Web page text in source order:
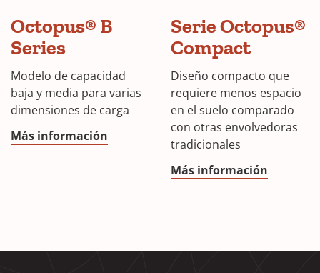
Octopus® B
Series
Modelo de capacidad
baja y media para varias
dimensiones de carga
Más información
Serie Octopus®
Compact
Diseño compacto que
requiere menos espacio
en el suelo comparado
con otras envolvedoras
tradicionales
Más información